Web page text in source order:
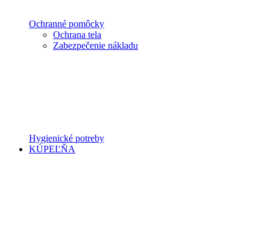
Ochranné pomôcky
Ochrana tela
Zabezpečenie nákladu
Hygienické potreby
KÚPEĽŇA